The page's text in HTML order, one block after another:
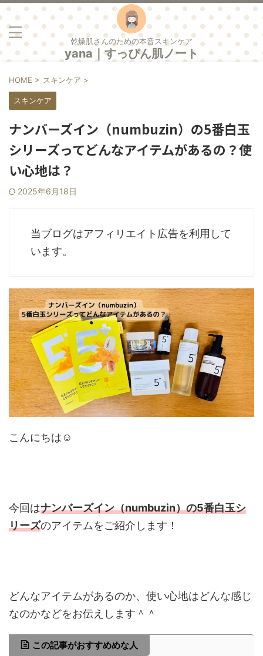
乾燥肌さんのための本音スキンケア
yana｜すっぴん肌ノート
HOME > スキンケア >
スキンケア
ナンバーズイン（numbuzin）の5番白玉
シリーズってどんなアイテムがあるの？使
い心地は？
2025年6月18日
当ブログはアフィリエイト広告を利用して
います。
こんにちは☺︎
今回はナンバーズイン（numbuzin）の5番白玉シ
リーズのアイテムをご紹介します！
どんなアイテムがあるのか、使い心地はどんな感じ
なのかなどをお伝えします＾＾
この記事がおすすめめな人